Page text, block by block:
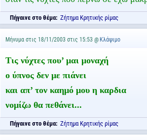
Πήγαινε στο θέμα: Ζήτημα Κρητικής ρίμας
Μήνυμα στις 18/11/2003 στις 15:53 @ Κλάψιμο
Τις νύχτες που’ μαι μοναχή
ο ύπνος δεν με πιάνει
και απ’ τον καημό μου η καρδια
νομίζω θα πεθάνει...
Πήγαινε στο θέμα: Ζήτημα Κρητικής ρίμας